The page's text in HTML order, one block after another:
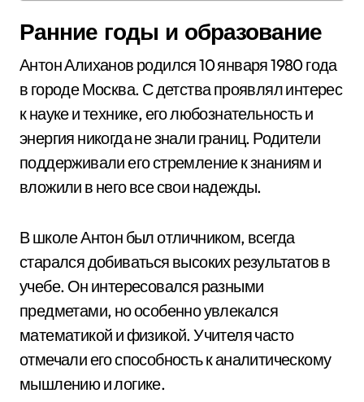
Ранние годы и образование
Антон Алиханов родился 10 января 1980 года
в городе Москва. С детства проявлял интерес
к науке и технике, его любознательность и
энергия никогда не знали границ. Родители
поддерживали его стремление к знаниям и
вложили в него все свои надежды.
В школе Антон был отличником, всегда
старался добиваться высоких результатов в
учебе. Он интересовался разными
предметами, но особенно увлекался
математикой и физикой. Учителя часто
отмечали его способность к аналитическому
мышлению и логике.